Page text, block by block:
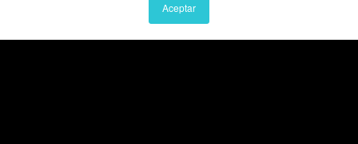
Aceptar